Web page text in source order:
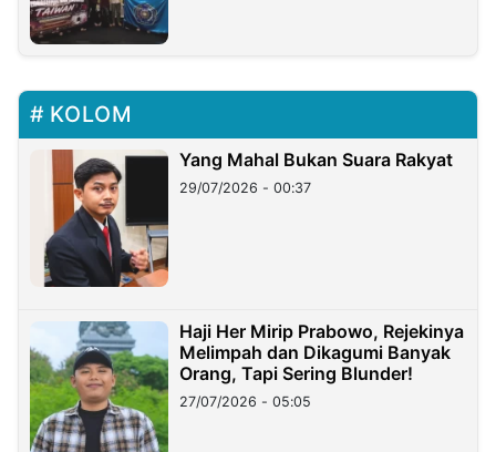
KOLOM
Yang Mahal Bukan Suara Rakyat
29/07/2026 - 00:37
Haji Her Mirip Prabowo, Rejekinya
Melimpah dan Dikagumi Banyak
Orang, Tapi Sering Blunder!
27/07/2026 - 05:05